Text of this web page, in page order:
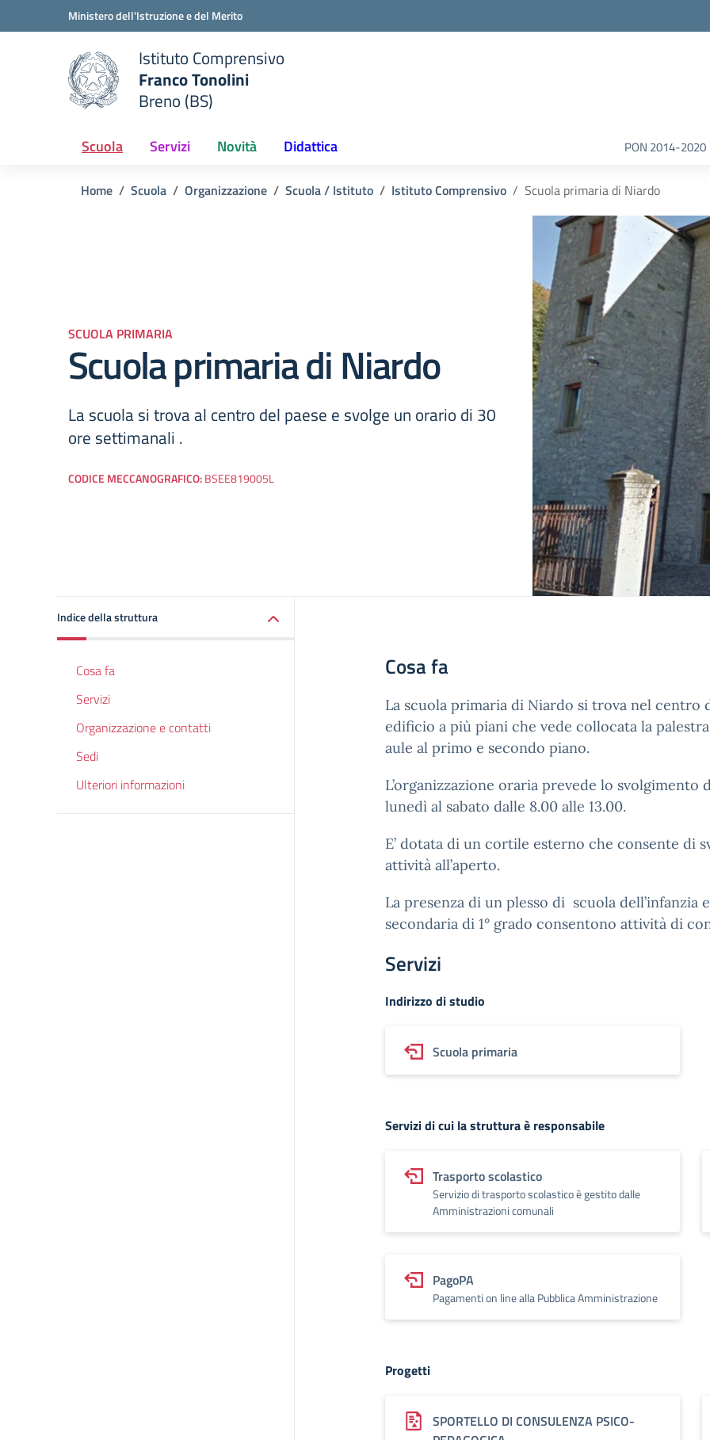
Vai ai contenuti
Vai al menu di navigazioneMinistero dell'Istruzione e del Merito
scuola
Istituto Comprensivo
Franco Tonolini
Breno (BS)
Scuola Servizi Novità Didattica PON 2014-2020
Home Scuola Organizzazione Scuola / Istituto Istituto Comprensivo Scuola primaria di Niardo
SCUOLA PRIMARIA
Scuola primaria di Niardo
La scuola si trova al centro del paese e svolge un orario di 30
ore settimanali .
CODICE MECCANOGRAFICO:BSEE819005L
Indice della struttura
Cosa fa
Servizi
Organizzazione e contatti
Sedi
Ulteriori informazioni
Cosa fa
La scuola primaria di Niardo si trova nel centro
edificio a più piani che vede collocata la
aule al primo e secondo piano.
L’organizzazione oraria prevede lo svolgimento
lunedì al sabato dalle 8.00 alle 13.00.
E’ dotata di un cortile esterno che consente di
attività all’aperto.
La presenza di un plesso di scuola dell’infanzia
secondaria di 1° grado consentono attività di
Servizi
Indirizzo di studio
Scuola primaria
Servizi di cui la struttura è responsabile
Trasporto scolastico
Servizio di trasporto scolastico è gestito dalle
Amministrazioni comunali
PagoPA
Pagamenti on line alla Pubblica Amministrazione
Progetti
SPORTELLO DI CONSULENZA PSICO-